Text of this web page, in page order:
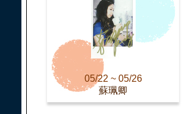
05/22 ~ 05/26
蘇珮卿